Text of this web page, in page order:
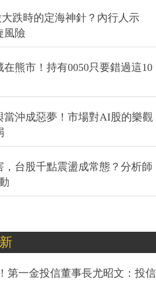
跌時的定海神針？內行人示
風險
熊市！持有0050只要錯過這10
當沖成惡夢！市場對AI股的樂觀
，台股千點震盪成常態？分析師
第一金投信董事長尤昭文：投信